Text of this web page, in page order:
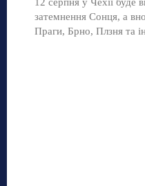
затемнення Сонця, а
Праги, Брно, Плзня та